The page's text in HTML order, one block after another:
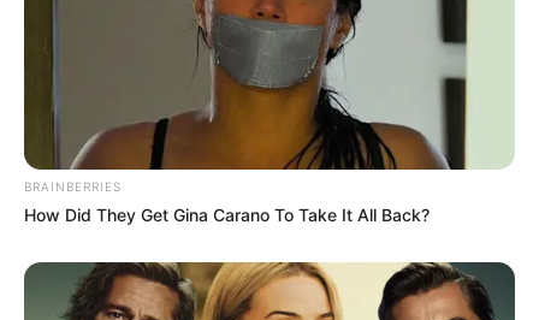
Auf einigen Seiten dieses Projektes sind Affiliate-
Angebote integriert. Wenn etwas darüber gebucht oder
dadurch der Preis ändert.
BRAINBERRIES
How Did They Get Gina Carano To Take It All Back?